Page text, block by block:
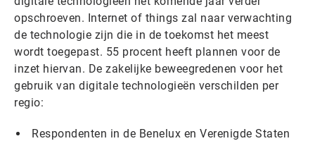
opschroeven. Internet of things zal naar verwachting
de technologie zijn die in de toekomst het meest
wordt toegepast. 55 procent heeft plannen voor de
inzet hiervan. De zakelijke beweegredenen voor het
gebruik van digitale technologieën verschilden per
regio:
Respondenten in de Benelux en Verenigde Staten